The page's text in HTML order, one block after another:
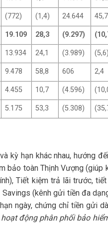
(772) (1,4) 24.644 45,7
19.109 28,3 (9.297)
13.934 24,1 (3.989) (5,6)
9.478 58,8 606 2,4
4.455 10,7 (4.596)
5.175 53,3 (5.308)
kỳ hạn khác nhau, hướng
bảo toàn Thịnh Vượng (giúp
Tiết kiệm trả lãi trước,
(kênh gửi tiền đa
ngày, chứng chỉ tiền gửi
động phân phối bảo